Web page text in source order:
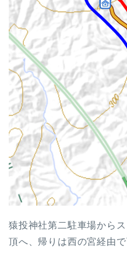
猿投神社第二駐車場から
頂へ、帰りは西の宮経由